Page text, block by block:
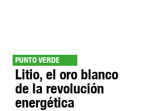
PUNTO VERDE
Litio, el oro blanco
de la revolución
energética